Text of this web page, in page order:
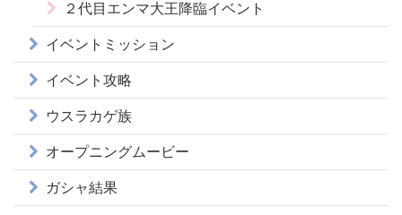
２代目エンマ大王降臨イベント
イベントミッション
イベント攻略
ウスラカゲ族
オープニングムービー
ガシャ結果